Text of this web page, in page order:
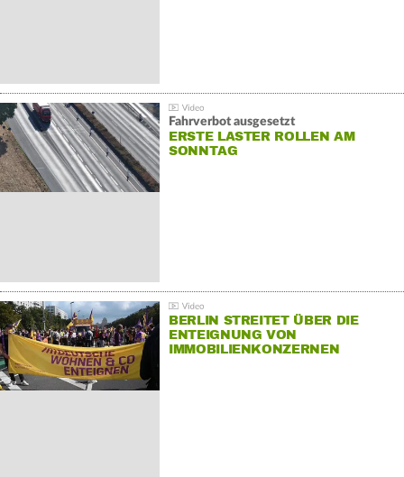
Fahrverbot ausgesetzt
ERSTE LASTER ROLLEN AM
SONNTAG
BERLIN STREITET ÜBER DIE
ENTEIGNUNG VON
IMMOBILIENKONZERNEN